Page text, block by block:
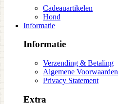
Cadeauartikelen
Hond
Informatie
Informatie
Verzending & Betaling
Algemene Voorwaarden
Privacy Statement
Extra